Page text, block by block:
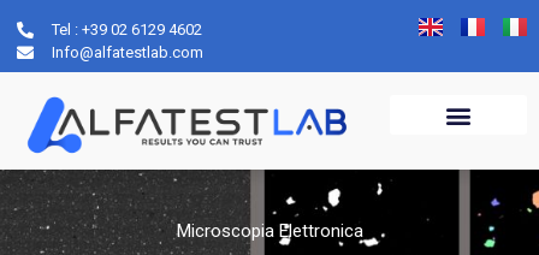
Tel : +39 02 6129 4602
Info@alfatestlab.com
Microscopia Elettronica